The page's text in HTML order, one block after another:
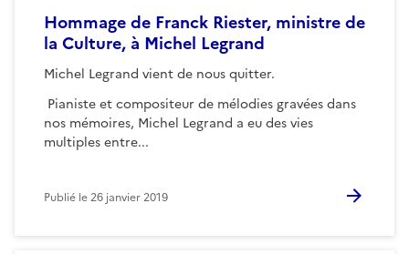
Hommage de Franck Riester, ministre de
la Culture, à Michel Legrand
Michel Legrand vient de nous quitter.
Pianiste et compositeur de mélodies gravées dans
nos mémoires, Michel Legrand a eu des vies
multiples entre...
Publié le26 janvier 2019